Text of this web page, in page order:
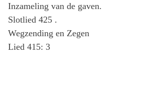
Inzameling van de gaven.
Slotlied 425 .
Wegzending en Zegen
Lied 415: 3